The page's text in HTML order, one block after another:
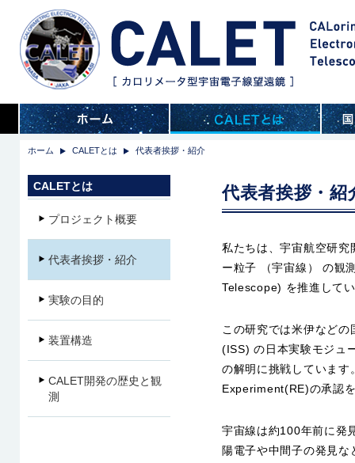
ホーム CALETとは 代表者挨拶・紹介
代表者挨拶・紹
私たちは、宇宙航空研
ー粒子 （宇宙線） の観
Telescope) を推進して
この研究では米伊など
(ISS) の日本実験モジュ
の解明に挑戦していま
Experiment(RE)の承認
宇宙線は約100年前に発
陽電子や中間子の発見
CALETとは
プロジェクト概要
代表者挨拶・紹介
実験の目的
装置構造
CALET開発の歴史と観
測